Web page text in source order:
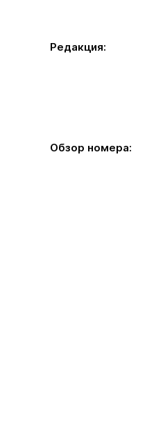
Редакция:
Обзор номера: